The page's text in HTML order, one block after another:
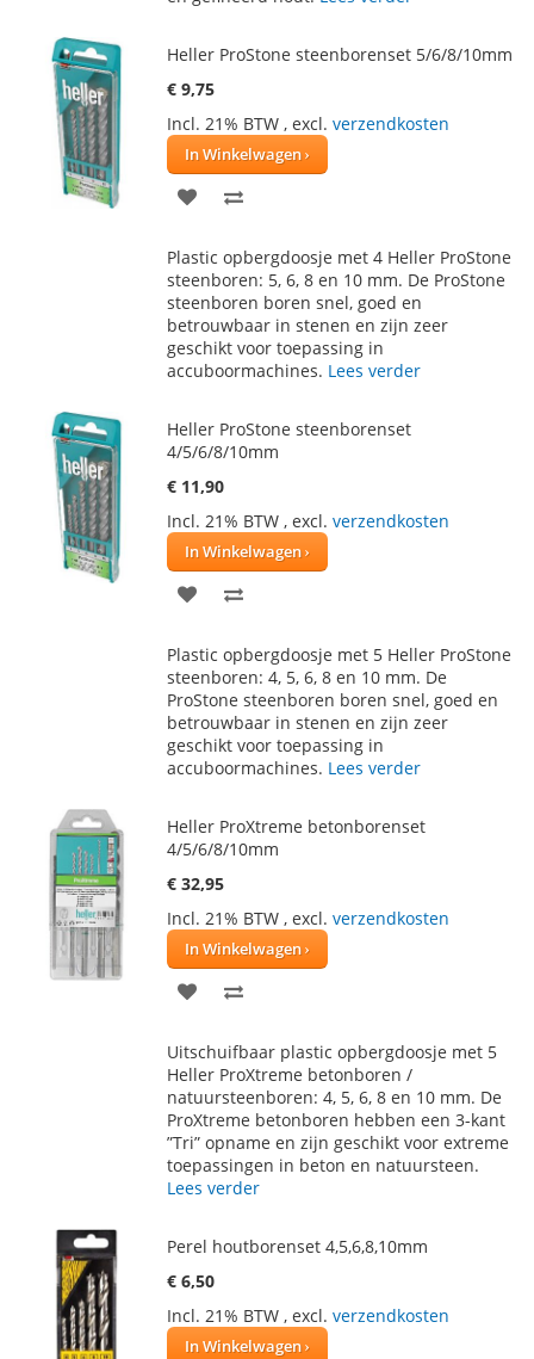
Heller ProStone steenborenset 5/6/8/10mm
€ 9,75
Incl. 21% BTW , excl. verzendkosten
In Winkelwagen
VOEG
AAN
VERLANGLIJST
TE
VERGELIJKEN
Plastic opbergdoosje met 4 Heller ProStone
steenboren: 5, 6, 8 en 10 mm. De ProStone
steenboren boren snel, goed en
betrouwbaar in stenen en zijn zeer
geschikt voor toepassing in
accuboormachines. Lees verder
Heller ProStone steenborenset
4/5/6/8/10mm
€ 11,90
Incl. 21% BTW , excl. verzendkosten
In Winkelwagen
VOEG
AAN
VERLANGLIJST
TE
VERGELIJKEN
Plastic opbergdoosje met 5 Heller ProStone
steenboren: 4, 5, 6, 8 en 10 mm. De
ProStone steenboren boren snel, goed en
betrouwbaar in stenen en zijn zeer
geschikt voor toepassing in
accuboormachines. Lees verder
Heller ProXtreme betonborenset
4/5/6/8/10mm
€ 32,95
Incl. 21% BTW , excl. verzendkosten
In Winkelwagen
VOEG
AAN
VERLANGLIJST
TE
VERGELIJKEN
Uitschuifbaar plastic opbergdoosje met 5
Heller ProXtreme betonboren /
natuursteenboren: 4, 5, 6, 8 en 10 mm. De
ProXtreme betonboren hebben een 3-kant
”Tri” opname en zijn geschikt voor extreme
toepassingen in beton en natuursteen.
Lees verder
Perel houtborenset 4,5,6,8,10mm
€ 6,50
Incl. 21% BTW , excl. verzendkosten
In Winkelwagen